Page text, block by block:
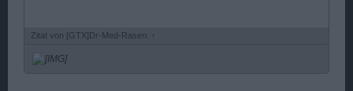
Zitat von [GTX]Dr-Med-Rasen: ↑